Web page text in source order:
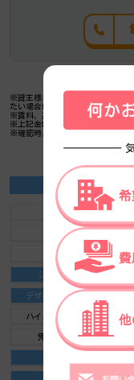
※貸主様からのご要望の為、条件
たい場合は、弊社までご連絡くだ
※賃料、共益費、礼金、その他費
※上記金額は募集条件です。条件
※確認時点での情報のため、リア
ＴＨＥ ＧＡＴＥ
1棟貸可能
大型駐車場
貸会議室
シャワートイレ
デザイナーズ・個性派
ハイグレードオフィス
免振・制振構造